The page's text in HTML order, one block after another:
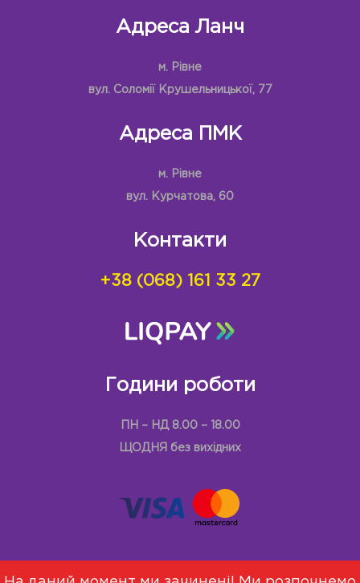
Адреса Ланч
м. Рівне
вул. Соломії Крушельницької, 77
Адреса ПМК
м. Рівне
вул. Курчатова, 60
Контакти
+38 (068) 161 33 27
Години роботи
ПН – НД 8.00 – 18.00
ЩОДНЯ без вихідних